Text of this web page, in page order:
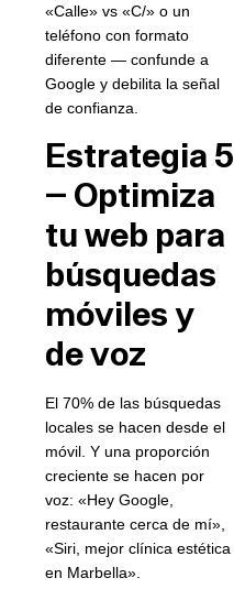
«Calle» vs «C/» o un
teléfono con formato
diferente — confunde a
Google y debilita la señal
de confianza.
Estrategia 5
— Optimiza
tu web para
búsquedas
móviles y
de voz
El 70% de las búsquedas
locales se hacen desde el
móvil. Y una proporción
creciente se hacen por
voz: «Hey Google,
restaurante cerca de mí»,
«Siri, mejor clínica estética
en Marbella».